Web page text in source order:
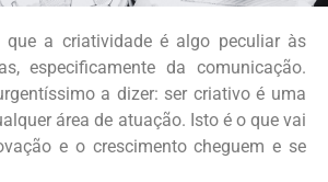
que a criatividade é algo peculiar às
especificamente da comunicação.
a dizer: ser criativo é uma
área de atuação. Isto é o que vai
e o crescimento cheguem e se